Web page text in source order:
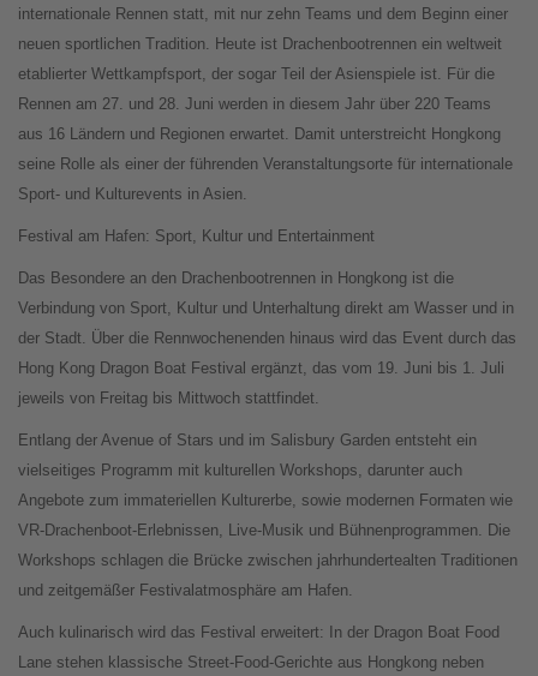
internationale Rennen statt, mit nur zehn Teams und dem Beginn einer
neuen sportlichen Tradition. Heute ist Drachenbootrennen ein weltweit
etablierter Wettkampfsport, der sogar Teil der Asienspiele ist. Für die
Rennen am 27. und 28. Juni werden in diesem Jahr über 220 Teams
aus 16 Ländern und Regionen erwartet. Damit unterstreicht Hongkong
seine Rolle als einer der führenden Veranstaltungsorte für internationale
Sport- und Kulturevents in Asien.
Festival am Hafen: Sport, Kultur und Entertainment
Das Besondere an den Drachenbootrennen in Hongkong ist die
Verbindung von Sport, Kultur und Unterhaltung direkt am Wasser und in
der Stadt. Über die Rennwochenenden hinaus wird das Event durch das
Hong Kong Dragon Boat Festival ergänzt, das vom 19. Juni bis 1. Juli
jeweils von Freitag bis Mittwoch stattfindet.
Entlang der Avenue of Stars und im Salisbury Garden entsteht ein
vielseitiges Programm mit kulturellen Workshops, darunter auch
Angebote zum immateriellen Kulturerbe, sowie modernen Formaten wie
VR-Drachenboot-Erlebnissen, Live-Musik und Bühnenprogrammen. Die
Workshops schlagen die Brücke zwischen jahrhundertealten Traditionen
und zeitgemäßer Festivalatmosphäre am Hafen.
Auch kulinarisch wird das Festival erweitert: In der Dragon Boat Food
Lane stehen klassische Street-Food-Gerichte aus Hongkong neben